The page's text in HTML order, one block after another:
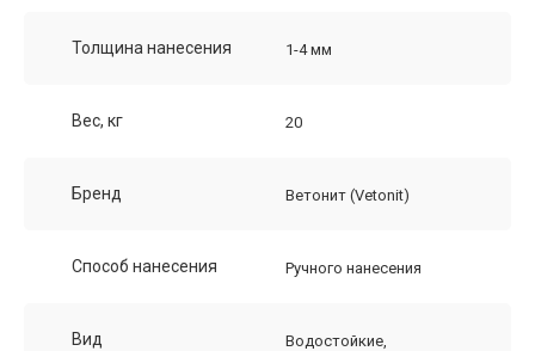
Толщина нанесения 1-4 мм
Вес, кг 20
Бренд Ветонит (Vetonit)
Способ нанесения Ручного нанесения
Вид
Водостойкие,